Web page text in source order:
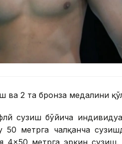
ва 2 та бронза медалини
сузиш бўйича
метрга чалқанча
4×50 метрга эркин